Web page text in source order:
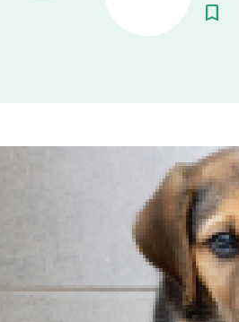
bookmark_border